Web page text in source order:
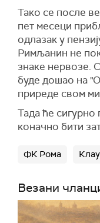
Тако се после
пет месеци
одлазак у
Римљанин не
знаке нервозе.
буде дошао на
приреде свом
Тада ће сигурно
коначно бити
ФК Рома
Везани